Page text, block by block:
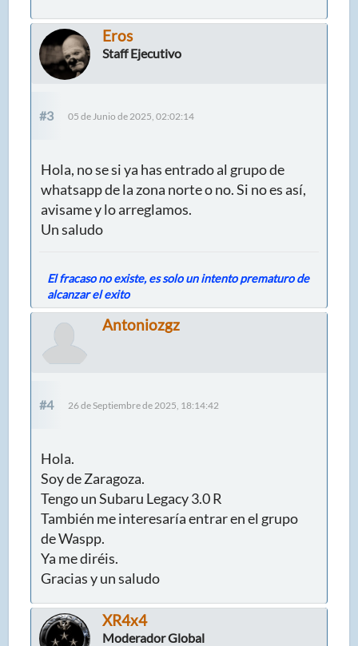
Eros
Staff Ejecutivo
#3 05 de Junio de 2025, 02:02:14
Hola, no se si ya has entrado al grupo de
whatsapp de la zona norte o no. Si no es así,
avisame y lo arreglamos.
Un saludo
El fracaso no existe, es solo un intento prematuro de
alcanzar el exito
Antoniozgz
#4 26 de Septiembre de 2025, 18:14:42
Hola.
Soy de Zaragoza.
Tengo un Subaru Legacy 3.0 R
También me interesaría entrar en el grupo
de Waspp.
Ya me diréis.
Gracias y un saludo
XR4x4
Moderador Global